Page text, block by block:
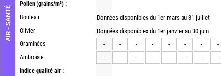
AIR - SANTÉ
Pollen (grains/m³) :
Bouleau
Olivier
Graminées
Ambroisie
Indice qualité air :
Données disponibles du 1er mars au 31 juillet
Données disponibles du 1er janvier au 30 juin
-
- - - - - -
-
-
- - - - - - -